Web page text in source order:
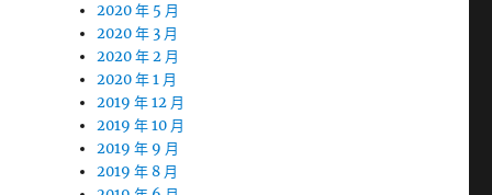
2020 年 5 月
2020 年 3 月
2020 年 2 月
2020 年 1 月
2019 年 12 月
2019 年 10 月
2019 年 9 月
2019 年 8 月